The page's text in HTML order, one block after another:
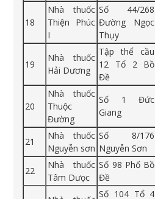
18
Nhà thuốc
Thiện Phúc
I
Số 44/268
Đường Ngọc
Thụy
19
Nhà thuốc
Hải Dương
Tập thể cầu
12 Tổ 2 Bồ
Đề
20
Nhà thuốc
Thuộc
Đường
Số 1 Đức
Giang
21
Nhà thuốc
Nguyễn sơn
Số 8/176
Nguyễn Sơn
22
Nhà thuốc
Tâm Dưọc
Số 98 Phố Bồ
Đề
Số 104 Tổ 4